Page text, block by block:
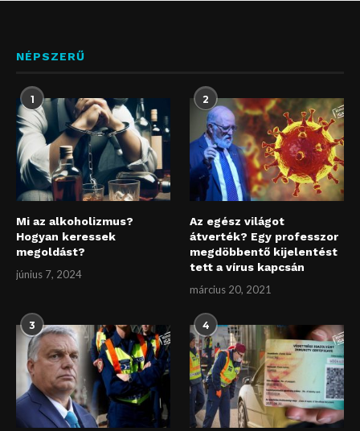
NÉPSZERŰ
1
Mi az alkoholizmus?
Hogyan keressek
megoldást?
június 7, 2024
2
Az egész világot
átverték? Egy professzor
megdöbbentő kijelentést
tett a vírus kapcsán
március 20, 2021
3 4